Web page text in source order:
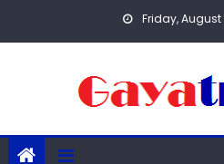
Friday, August